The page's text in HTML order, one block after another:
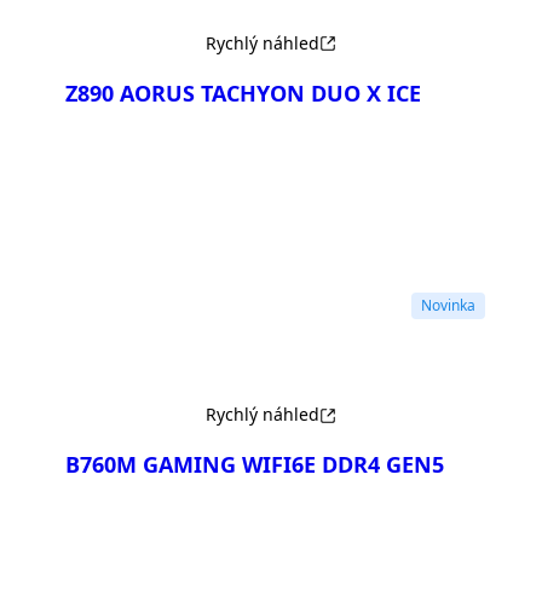
Rychlý náhled
Z890 AORUS TACHYON DUO X ICE
Novinka
Rychlý náhled
B760M GAMING WIFI6E DDR4 GEN5